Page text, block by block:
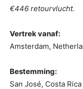
€446 retourvlucht.
Vertrek vanaf:
Amsterdam,
Bestemming:
San José, Costa Rica